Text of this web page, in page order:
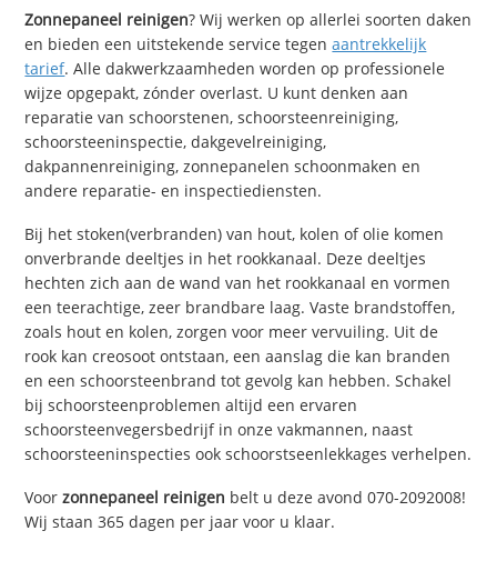
Zonnepaneel reinigen? Wij werken op allerlei soorten daken
en bieden een uitstekende service tegenaantrekkelijk
tarief. Alle dakwerkzaamheden worden op professionele
wijze opgepakt, zónder overlast. U kunt denken aan
reparatie van schoorstenen, schoorsteenreiniging,
schoorsteeninspectie, dakgevelreiniging,
dakpannenreiniging, zonnepanelen schoonmaken en
andere reparatie- en inspectiediensten.
Bij het stoken(verbranden) van hout, kolen of olie komen
onverbrande deeltjes in het rookkanaal. Deze deeltjes
hechten zich aan de wand van het rookkanaal en vormen
een teerachtige, zeer brandbare laag. Vaste brandstoffen,
zoals hout en kolen, zorgen voor meer vervuiling. Uit de
rook kan creosoot ontstaan, een aanslag die kan branden
en een schoorsteenbrand tot gevolg kan hebben. Schakel
bij schoorsteenproblemen altijd een ervaren
schoorsteenvegersbedrijf in onze vakmannen, naast
schoorsteeninspecties ook schoorstseenlekkages verhelpen.
Voorzonnepaneel reinigen belt u deze avond 070-2092008!
Wij staan 365 dagen per jaar voor u klaar.